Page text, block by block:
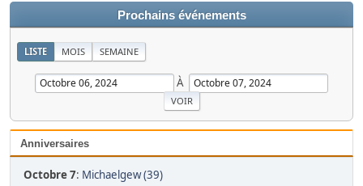
Prochains événements
LISTE MOIS SEMAINE
À
Anniversaires
Octobre 7: Michaelgew (39)